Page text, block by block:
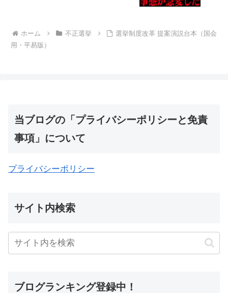
ホーム 不正選挙
選挙制度改革 提案演説台本（国会
用・平易版）
当ブログの「プライバシーポリシーと免責
事項」について
プライバシーポリシー
サイト内検索
ブログランキング登録中！